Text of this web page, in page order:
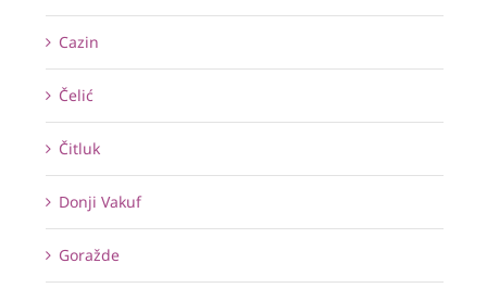
Cazin
Čelić
Čitluk
Donji Vakuf
Goražde